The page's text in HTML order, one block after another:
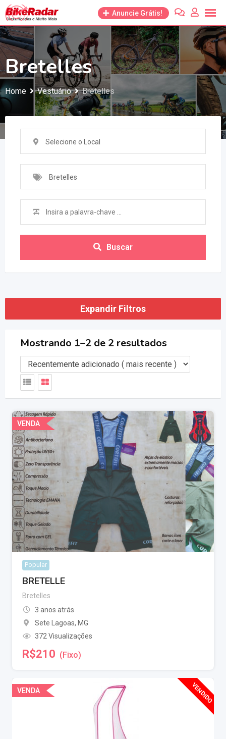
Anuncie Grátis!
Bretelles
Home Vestuário Bretelles
Selecione o Local
Bretelles
Buscar
Expandir Filtros
Mostrando 1–2 de 2 resultados
VENDA
Popular
BRETELLE
Bretelles
3 anos atrás
Sete Lagoas, MG
372 Visualizações
R$210 (Fixo)
VENDA VENDIDO